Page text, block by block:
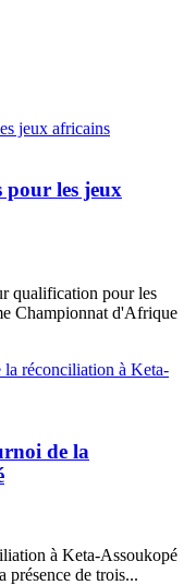
pour les jeux
qualification pour les
Championnat d'Afrique
de la
à Keta-Assoukopé
présence de trois...